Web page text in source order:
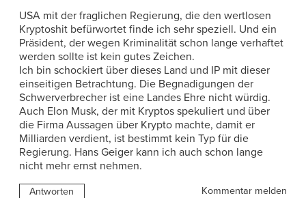
USA mit der fraglichen Regierung, die den wertlosen
Kryptoshit befürwortet finde ich sehr speziell. Und ein
Präsident, der wegen Kriminalität schon lange verhaftet
werden sollte ist kein gutes Zeichen.
Ich bin schockiert über dieses Land und IP mit dieser
einseitigen Betrachtung. Die Begnadigungen der
Schwerverbrecher ist eine Landes Ehre nicht würdig.
Auch Elon Musk, der mit Kryptos spekuliert und über
die Firma Aussagen über Krypto machte, damit er
Milliarden verdient, ist bestimmt kein Typ für die
Regierung. Hans Geiger kann ich auch schon lange
nicht mehr ernst nehmen.
Antworten Kommentar melden